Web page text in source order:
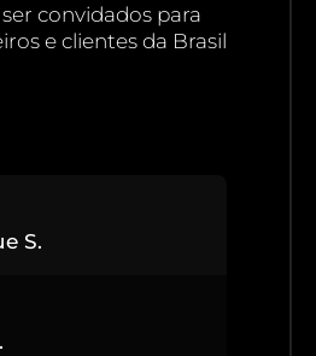
convidados para
e clientes da Brasil
S.